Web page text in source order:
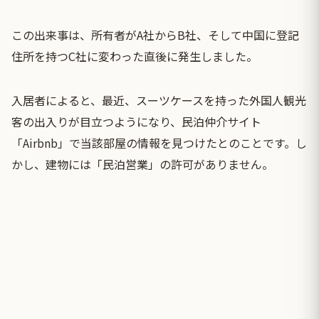
この出来事は、所有者がA社からB社、そして中国に登記
住所を持つC社に変わった直後に発生しました。
入居者によると、最近、スーツケースを持った外国人観光
客の出入りが目立つようになり、民泊仲介サイト
「Airbnb」で当該部屋の情報を見つけたとのことです。し
かし、建物には「民泊営業」の許可がありません。